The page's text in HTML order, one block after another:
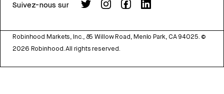
Suivez-nous sur
Robinhood Markets, Inc., 85 Willow Road, Menlo Park, CA 94025. ©
2026 Robinhood. All rights reserved.